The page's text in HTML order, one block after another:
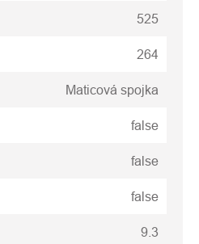
525
264
Maticová spojka
false
false
false
9.3